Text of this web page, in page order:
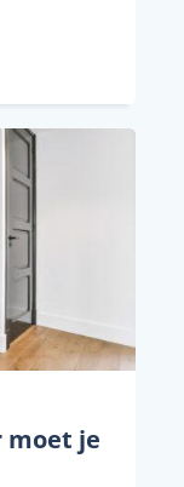
moet je